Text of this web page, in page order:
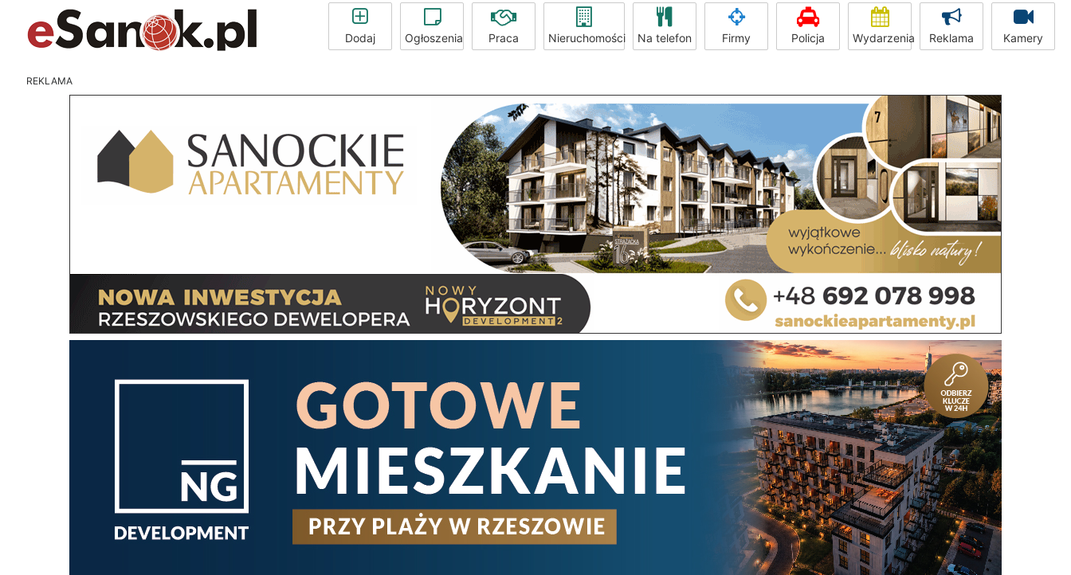
Dodaj Ogłoszenia Praca Nieruchomości Na telefon Firmy Policja Wydarzenia Reklama Kamery
REKLAMA